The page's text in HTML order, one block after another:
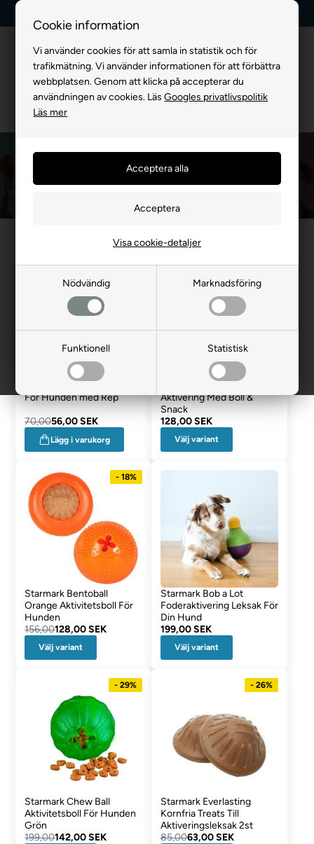
Cookie information
Vi använder cookies för att samla in statistik och för
trafikmätning. Vi använder informationen för att förbättra
webbplatsen. Genom att klicka på accepterar du
användningen av cookies. LäsGoogles privatlivspolitik
Läs mer
Nödvändig Marknadsföring
Funktionell Statistisk
Visa cookie-detaljer
Starmark
Framsida»MÄRKEVARA»Starmark
För Hunden med Rep
70,0056,00 SEK
Lägg i varukorg
Aktivering Med Boll &
Snack
128,00 SEK
Välj variant
- 18%
Starmark Bentoball
Orange Aktivitetsboll För
Hunden
156,00128,00 SEK
Välj variant
Starmark Bob a Lot
Foderaktivering Leksak För
Din Hund
199,00 SEK
Välj variant
- 29%
Starmark Chew Ball
Aktivitetsboll För Hunden
Grön
199,00142,00 SEK
- 26%
Starmark Everlasting
Kornfria Treats Till
Aktiveringsleksak 2st
85,0063,00 SEK